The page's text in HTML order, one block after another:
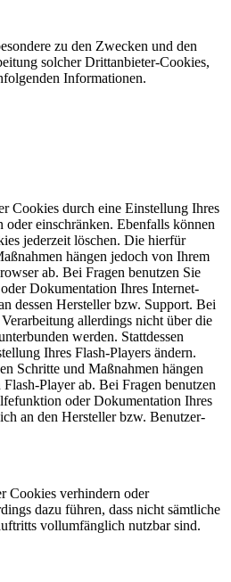
zu den Zwecken und den
solcher Drittanbieter-Cookies,
Informationen.
Cookies durch eine Einstellung Ihres
einschränken. Ebenfalls können
jederzeit löschen. Die hierfür
hängen jedoch von Ihrem
ab. Bei Fragen benutzen Sie
Dokumentation Ihres Internet-
dessen Hersteller bzw. Support. Bei
allerdings nicht über die
werden. Stattdessen
Ihres Flash-Players ändern.
Schritte und Maßnahmen hängen
Player ab. Bei Fragen benutzen
oder Dokumentation Ihres
an den Hersteller bzw. Benutzer-
Cookies verhindern oder
dazu führen, dass nicht sämtliche
vollumfänglich nutzbar sind.